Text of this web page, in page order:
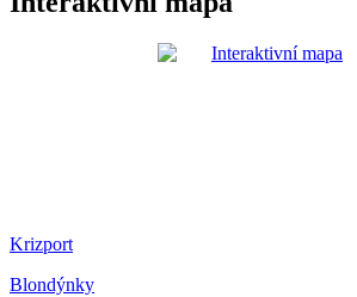
Krizport
Blondýnky